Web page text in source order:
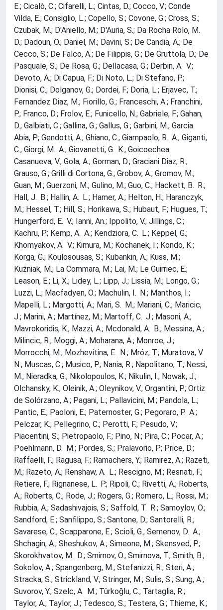
E.; Cicalò, C.; Cifarelli, L.; Cintas, D.; Cocco, V.; Conde
Vilda, E.; Consiglio, L.; Copello, S.; Covone, G.; Cross, S.;
Czubak, M.; D'Aniello, M.; D'Auria, S.; Da Rocha Rolo, M.
D.; Dadoun, O.; Daniel, M.; Davini, S.; De Candia, A.; De
Cecco, S.; De Falco, A.; De Filippis, G.; De Gruttola, D.; De
Pasquale, S.; De Rosa, G.; Dellacasa, G.; Derbin, A. V.;
Devoto, A.; Di Capua, F.; Di Noto, L.; Di Stefano, P.;
Dionisi, C.; Dolganov, G.; Dordei, F.; Doria, L.; Erjavec, T.;
Fernandez Diaz, M.; Fiorillo, G.; Franceschi, A.; Franchini,
P.; Franco, D.; Frolov, E.; Funicello, N.; Gabriele, F.; Gahan,
D.; Galbiati, C.; Gallina, G.; Gallus, G.; Garbini, M.; Garcia
Abia, P.; Gendotti, A.; Ghiano, C.; Giampaolo, R. A.; Giganti,
C.; Giorgi, M. A.; Giovanetti, G. K.; Goicoechea
Casanueva, V.; Gola, A.; Gorman, D.; Graciani Diaz, R.;
Grauso, G.; Grilli di Cortona, G.; Grobov, A.; Gromov, M.;
Guan, M.; Guerzoni, M.; Gulino, M.; Guo, C.; Hackett, B. R.;
Hall, J. B.; Hallin, A. L.; Hamer, A.; Helton, H.; Haranczyk,
M.; Hessel, T.; Hill, S.; Horikawa, S.; Hubaut, F.; Hugues, T.;
Hungerford, E. V.; Ianni, An.; Ippolito, V.; Jillings, C.;
Kachru, P.; Kemp, A. A.; Kendziora, C. L.; Keppel, G.;
Khomyakov, A. V.; Kimura, M.; Kochanek, I.; Kondo, K.;
Korga, G.; Koulosousas, S.; Kubankin, A.; Kuss, M.;
Kuźniak, M.; La Commara, M.; Lai, M.; Le Guirriec, E.;
Leason, E.; Li, X.; Lidey, L.; Lipp, J.; Lissia, M.; Longo, G.;
Luzzi, L.; Macfadyen, O.; Machulin, I. N.; Manthos, I.;
Mapelli, L.; Margotti, A.; Mari, S. M.; Mariani, C.; Maricic,
J.; Marini, A.; Martínez, M.; Martoff, C. J.; Masoni, A.;
Mavrokoridis, K.; Mazzi, A.; Mcdonald, A. B.; Messina, A.;
Milincic, R.; Moggi, A.; Moharana, A.; Monroe, J.;
Morrocchi, M.; Mozhevitina, E. N.; Mróz, T.; Muratova, V.
N.; Muscas, C.; Musico, P.; Nania, R.; Napolitano, T.; Nessi,
M.; Nieradka, G.; Nikolopoulos, K.; Nikulin, I.; Nowak, J.;
Olchansky, K.; Oleinik, A.; Oleynikov, V.; Organtini, P.; Ortiz
de Solórzano, A.; Pagani, L.; Pallavicini, M.; Pandola, L.;
Pantic, E.; Paoloni, E.; Paternoster, G.; Pegoraro, P. A.;
Pelczar, K.; Pellegrino, C.; Perotti, F.; Pesudo, V.;
Piacentini, S.; Pietropaolo, F.; Pino, N.; Pira, C.; Pocar, A.;
Poehlmann, D. M.; Pordes, S.; Pralavorio, P.; Price, D.;
Raffaelli, F.; Ragusa, F.; Ramachers, Y.; Ramirez, A.; Razeti,
M.; Razeto, A.; Renshaw, A. L.; Rescigno, M.; Resnati, F.;
Retiere, F.; Rignanese, L. P.; Ripoli, C.; Rivetti, A.; Roberts,
A.; Roberts, C.; Rode, J.; Rogers, G.; Romero, L.; Rossi, M.;
Rubbia, A.; Sadashivajois, S.; Saffold, T. R.; Samoylov, O.;
Sandford, E.; Sanfilippo, S.; Santone, D.; Santorelli, R.;
Savarese, C.; Scapparone, E.; Scioli, G.; Semenov, D. A.;
Shchagin, A.; Sheshukov, A.; Simeone, M.; Skensved, P.;
Skorokhvatov, M. D.; Smirnov, O.; Smirnova, T.; Smith, B.;
Sokolov, A.; Spangenberg, M.; Stefanizzi, R.; Steri, A.;
Stracka, S.; Strickland, V.; Stringer, M.; Sulis, S.; Sung, A.;
Suvorov, Y.; Szelc, A. M.; Türkoğlu, C.; Tartaglia, R.;
Taylor, A.; Taylor, J.; Tedesco, S.; Testera, G.; Thieme, K.;